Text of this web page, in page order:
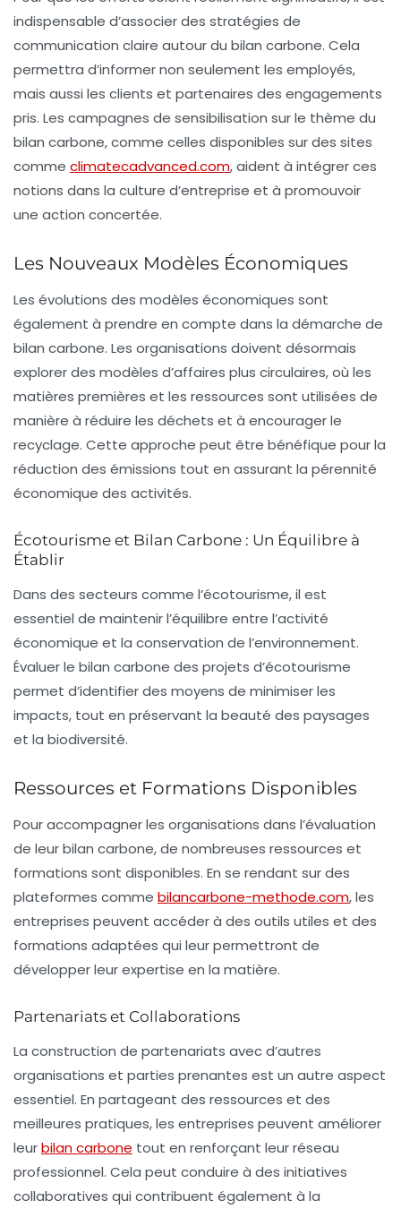
indispensable d’associer des stratégies de
communication claire autour du bilan carbone. Cela
permettra d’informer non seulement les employés,
mais aussi les clients et partenaires des engagements
pris. Les campagnes de sensibilisation sur le thème du
bilan carbone, comme celles disponibles sur des sites
comme climatecadvanced.com, aident à intégrer ces
notions dans la culture d’entreprise et à promouvoir
une action concertée.
Les Nouveaux Modèles Économiques
Les évolutions des modèles économiques sont
également à prendre en compte dans la démarche de
bilan carbone. Les organisations doivent désormais
explorer des modèles d’affaires plus circulaires, où les
matières premières et les ressources sont utilisées de
manière à réduire les déchets et à encourager le
recyclage. Cette approche peut être bénéfique pour la
réduction des émissions tout en assurant la pérennité
économique des activités.
Écotourisme et Bilan Carbone : Un Équilibre à
Établir
Dans des secteurs comme l’écotourisme, il est
essentiel de maintenir l’équilibre entre l’activité
économique et la conservation de l’environnement.
Évaluer le bilan carbone des projets d’écotourisme
permet d’identifier des moyens de minimiser les
impacts, tout en préservant la beauté des paysages
et la biodiversité.
Ressources et Formations Disponibles
Pour accompagner les organisations dans l’évaluation
de leur bilan carbone, de nombreuses ressources et
formations sont disponibles. En se rendant sur des
plateformes comme bilancarbone-methode.com, les
entreprises peuvent accéder à des outils utiles et des
formations adaptées qui leur permettront de
développer leur expertise en la matière.
Partenariats et Collaborations
La construction de partenariats avec d’autres
organisations et parties prenantes est un autre aspect
essentiel. En partageant des ressources et des
meilleures pratiques, les entreprises peuvent améliorer
leurbilan carbone tout en renforçant leur réseau
professionnel. Cela peut conduire à des initiatives
collaboratives qui contribuent également à la